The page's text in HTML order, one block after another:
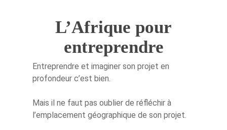
L’Afrique pour
entreprendre
Entreprendre et imaginer son projet en
profondeur c’est bien.
Mais il ne faut pas oublier de réfléchir à
l’emplacement géographique de son projet.